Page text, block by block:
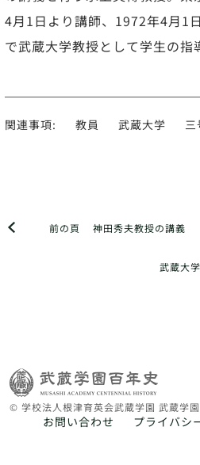
4月1日より講師、1972年4月1
で武蔵大学教授として学生の指
関連事項: 教員 武蔵大学 三
前の頁 神田秀夫教授の講義
武蔵大
© 学校法人根津育英会武蔵学園 武蔵学
お問い合わせ プライバシ